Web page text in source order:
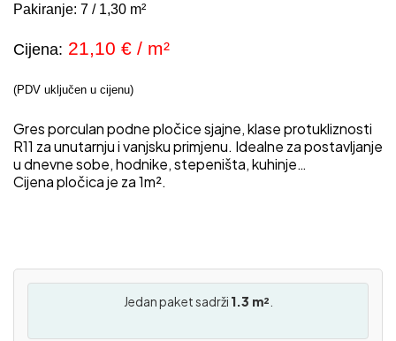
Pakiranje: 7 / 1,30 m²
Cijena: 21,10 € / m²
(PDV uključen u cijenu)
Gres porculan podne pločice sjajne, klase protukliznosti
R11 za unutarnju i vanjsku primjenu. Idealne za postavljanje
u dnevne sobe, hodnike, stepeništa, kuhinje…
Cijena pločica je za 1m².
Jedan paket sadrži 1.3 m²